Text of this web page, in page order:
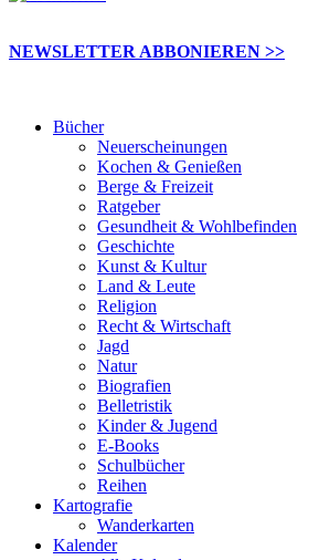
NEWSLETTER ABBONIEREN >>
Bücher
Neuerscheinungen
Kochen & Genießen
Berge & Freizeit
Ratgeber
Gesundheit & Wohlbefinden
Geschichte
Kunst & Kultur
Land & Leute
Religion
Recht & Wirtschaft
Jagd
Natur
Biografien
Belletristik
Kinder & Jugend
E-Books
Schulbücher
Reihen
Kartografie
Wanderkarten
Kalender